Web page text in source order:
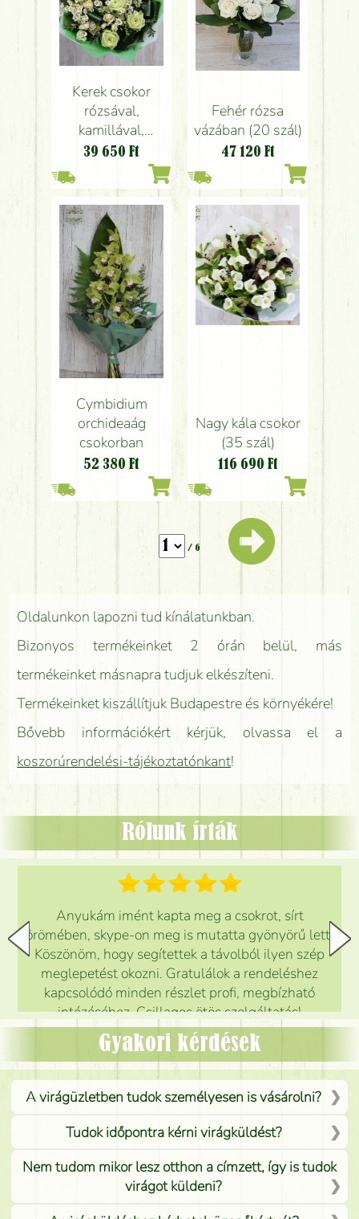
Kerek csokor
rózsával,
kamillával,
fréziával (21 szál)
39 650 Ft
Fehér rózsa
vázában (20 szál)
47 120 Ft
Cymbidium
orchideaág
csokorban
52 380 Ft
Nagy kála csokor
(35 szál)
116 690 Ft
/ 6
Oldalunkon lapozni tud kínálatunkban.
Bizonyos termékeinket 2 órán belül, más
termékeinket másnapra tudjuk elkészíteni.
Termékeinket kiszállítjuk Budapestre és környékére!
Bővebb információkért kérjük, olvassa el a
koszorúrendelési-tájékoztatónkant!
Rólunk írták
Anyukám imént kapta meg a csokrot, sírt
örömében, skype-on meg is mutatta gyönyörű lett.
Köszönöm, hogy segítettek a távolból ilyen szép
meglepetést okozni. Gratulálok a rendeléshez
kapcsolódó minden részlet profi, megbízható
intézéséhez. Csillagos ötös szolgáltatás!
Mónika
Gyakori kérdések
A virágüzletben tudok személyesen is vásárolni?
Tudok időpontra kérni virágküldést?
Nem tudom mikor lesz otthon a címzett, így is tudok
virágot küldeni?